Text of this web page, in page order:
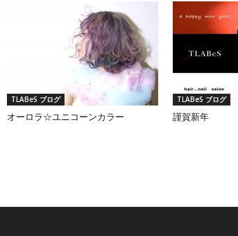
TLABeS ブログ
オーロラ☆ユニコーンカラー
TLABeS ブログ
謹賀新年